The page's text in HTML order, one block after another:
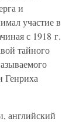
и
участие в
с 1918 г.
тайного
Генриха
английский